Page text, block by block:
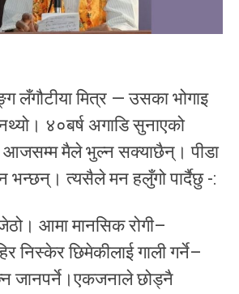
लँगौटीया मित्र — उसका भोगाइ
४०बर्ष अगाडि सुनाएको
आजसम्म मैले भुल्न सक्याछैन्। पीडा
भन्छन्। त्यसैले मन हलुँगो पार्दैछु -:
आमा मानसिक रोगी–
निस्केर छिमेकीलाई गाली गर्ने–
जानपर्ने।एकजनाले छोड्नै